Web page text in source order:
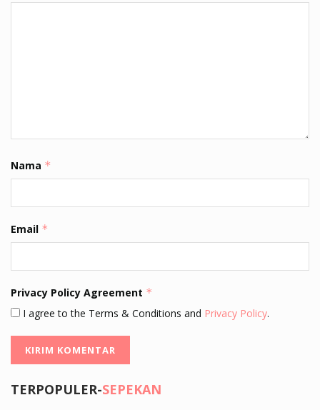
Nama *
Email *
Privacy Policy Agreement *
I agree to the Terms & Conditions and Privacy Policy.
TERPOPULER-SEPEKAN